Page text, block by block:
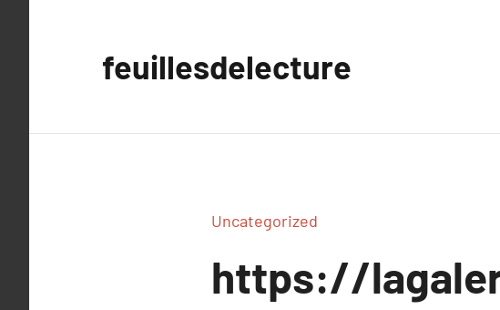
feuillesdelecture
Uncategorized
https://